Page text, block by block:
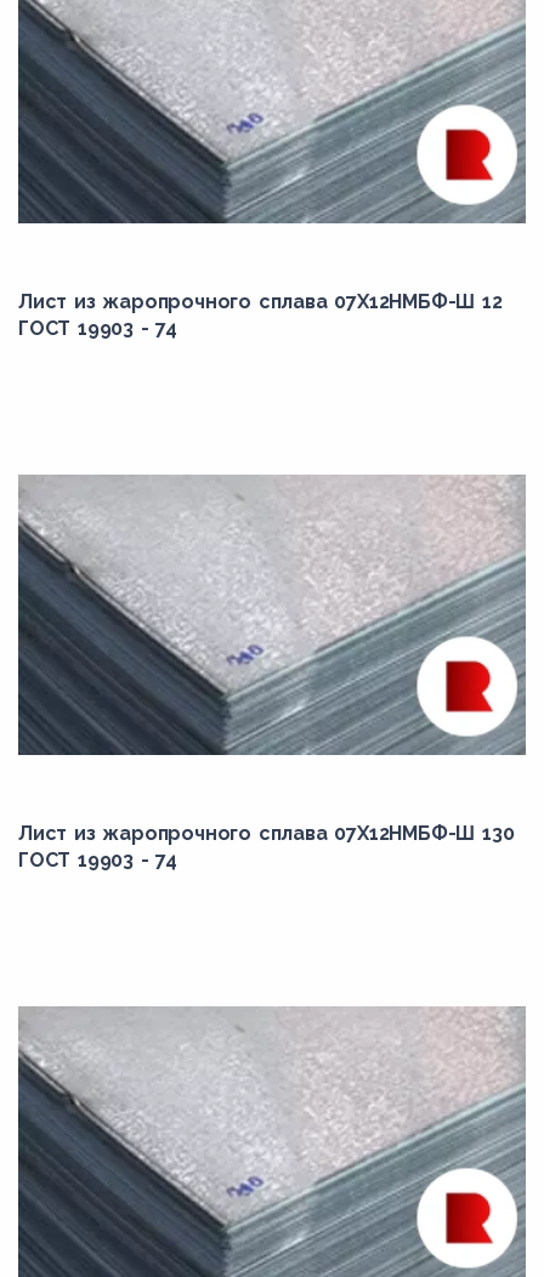
Лист из жаропрочного сплава 07Х12НМБФ-Ш 12
ГОСТ 19903 - 74
Лист из жаропрочного сплава 07Х12НМБФ-Ш 130
ГОСТ 19903 - 74